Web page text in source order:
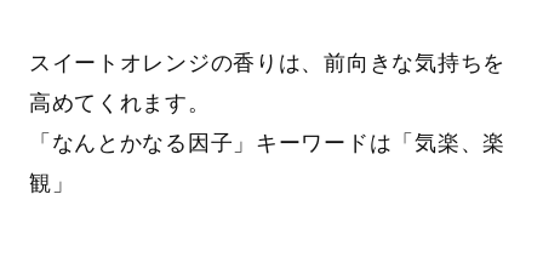
スイートオレンジの香りは、前向きな気持ちを
高めてくれます。
「なんとかなる因子」キーワードは「気楽、楽
観」